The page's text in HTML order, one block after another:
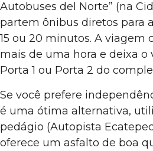
Autobuses del Norte” (na
partem ônibus diretos para
15 ou 20 minutos. A viagem
mais de uma hora e deixa
Porta 1 ou Porta 2 do
Se você prefere
é uma ótima alternativa,
pedágio (Autopista
oferece um asfalto de boa